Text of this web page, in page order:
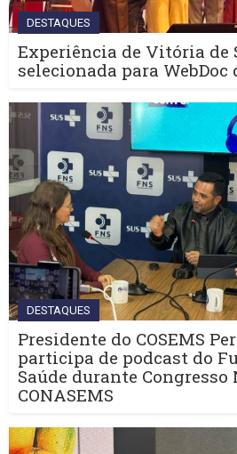
DESTAQUES
Experiência de Vitória de
selecionada para WebDoc
DESTAQUES
Presidente do COSEMS
participa de podcast do
Saúde durante Congresso
CONASEMS